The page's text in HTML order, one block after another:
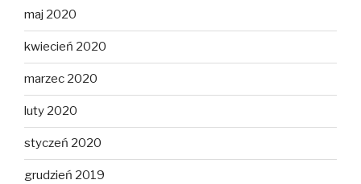
maj 2020
kwiecień 2020
marzec 2020
luty 2020
styczeń 2020
grudzień 2019